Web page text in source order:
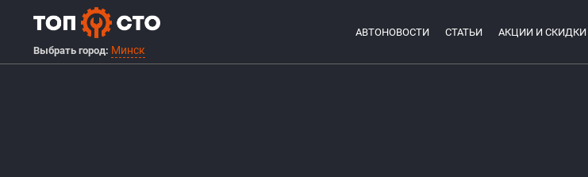
Выбрать город: Минск
АВТОНОВОСТИ СТАТЬИ АКЦИИ И СКИДКИ